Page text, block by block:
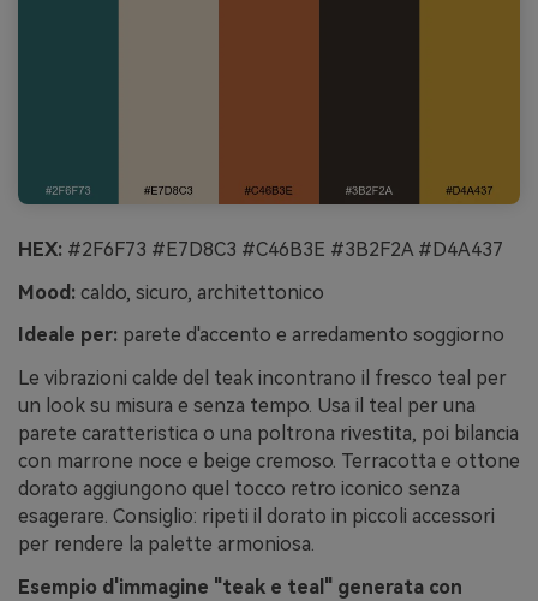
HEX: #2F6F73 #E7D8C3 #C46B3E #3B2F2A #D4A437
Mood: caldo, sicuro, architettonico
Ideale per: parete d'accento e arredamento soggiorno
Le vibrazioni calde del teak incontrano il fresco teal per
un look su misura e senza tempo. Usa il teal per una
parete caratteristica o una poltrona rivestita, poi bilancia
con marrone noce e beige cremoso. Terracotta e ottone
dorato aggiungono quel tocco retro iconico senza
esagerare. Consiglio: ripeti il dorato in piccoli accessori
per rendere la palette armoniosa.
Esempio d'immagine "teak e teal" generata con